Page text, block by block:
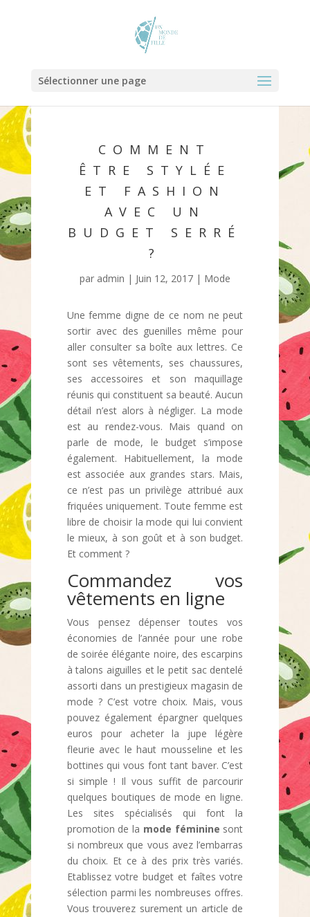
Sélectionner une page
COMMENT
ÊTRE STYLÉE
ET FASHION
AVEC UN
BUDGET SERRÉ
?
par admin | Juin 12, 2017| Mode
Une femme digne de ce nom ne peut
sortir avec des guenilles même pour
aller consulter sa boîte aux lettres. Ce
sont ses vêtements, ses chaussures,
ses accessoires et son maquillage
réunis qui constituent sa beauté. Aucun
détail n’est alors à négliger. La mode
est au rendez-vous. Mais quand on
parle de mode, le budget s’impose
également. Habituellement, la mode
est associée aux grandes stars. Mais,
ce n’est pas un privilège attribué aux
friquées uniquement. Toute femme est
libre de choisir la mode qui lui convient
le mieux, à son goût et à son budget.
Et comment ?
Commandez vos
vêtements en ligne
Vous pensez dépenser toutes vos
économies de l’année pour une robe
de soirée élégante noire, des escarpins
à talons aiguilles et le petit sac dentelé
assorti dans un prestigieux magasin de
mode ? C’est votre choix. Mais, vous
pouvez également épargner quelques
euros pour acheter la jupe légère
fleurie avec le haut mousseline et les
bottines qui vous font tant baver. C’est
si simple ! Il vous suffit de parcourir
quelques boutiques de mode en ligne.
Les sites spécialisés qui font la
promotion de la mode féminine sont
si nombreux que vous avez l’embarras
du choix. Et ce à des prix très variés.
Etablissez votre budget et faîtes votre
sélection parmi les nombreuses offres.
Vous trouverez surement un article de